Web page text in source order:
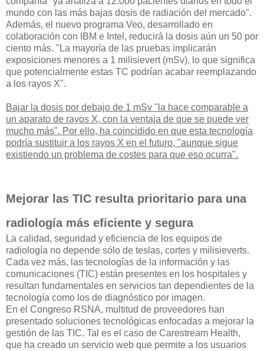
mundo con las más bajas dosis de radiación del mercado".
Además, el nuevo programa Veo, desarrollado en
colaboración con IBM e Intel, reducirá la dosis aún un 50 por
ciento más. "La mayoría de las pruebas implicarán
exposiciones menores a 1 milisievert (mSv), lo que significa
que potencialmente estas TC podrían acabar reemplazando
a los rayos X".
Bajar la dosis por debajo de 1 mSv "la hace comparable a
un aparato de rayos X, con la ventaja de que se puede ver
mucho más". Por ello, ha coincidido en que esta tecnología
podría sustituir a los rayos X en el futuro, "aunque sigue
existiendo un problema de costes para que eso ocurra".
Mejorar las TIC resulta prioritario para una
radiología más eficiente y segura
La calidad, seguridad y eficiencia de los equipos de
radiología no depende sólo de teslas, cortes y milisieverts.
Cada vez más, las tecnologías de la información y las
comunicaciones (TIC) están presentes en los hospitales y
resultan fundamentales en servicios tan dependientes de la
tecnología como los de diagnóstico por imagen.
En el Congreso RSNA, multitud de proveedores han
presentado soluciones tecnológicas enfocadas a mejorar la
gestión de las TIC. Tal es el caso de Carestream Health,
que ha creado un servicio web que permite a los usuarios